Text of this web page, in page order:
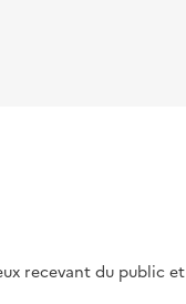
recevant du public